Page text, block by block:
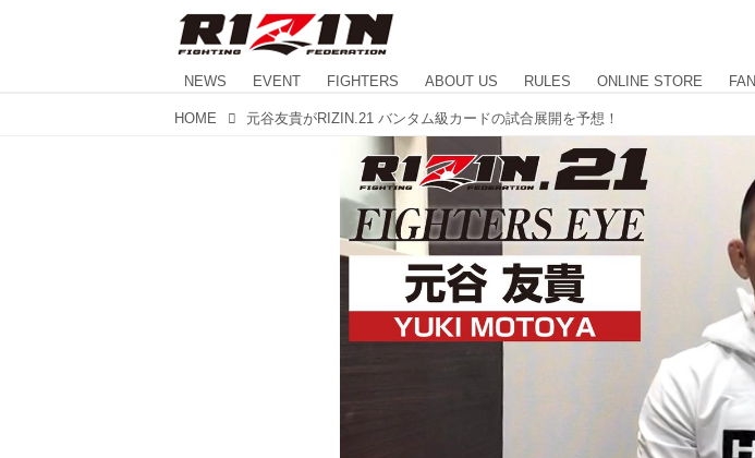
NEWS EVENT FIGHTERS ABOUT US RULES ONLINE STORE
HOME 元谷友貴がRIZIN.21 バンタム級カードの試合展開を予想！